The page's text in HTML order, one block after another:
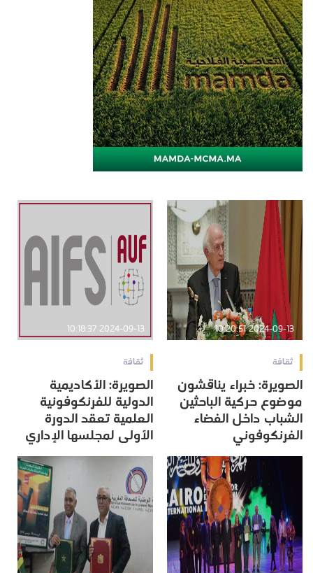
2024-09-13 10:20:51
ثقافة
الصويرة: خبراء يناقشون
موضوع حركية الباحثين
الشباب داخل الفضاء
الفرنكوفوني
2024-09-13 10:18:37
ثقافة
الصويرة: الأكاديمية
الدولية للفرنكوفونية
العلمية تعقد الدورة
الأولى لمجلسها الإداري